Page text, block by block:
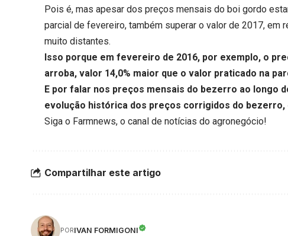
Pois é, mas apesar dos preços mensais do boi gordo
parcial de fevereiro, também superar o valor de 2017,
muito distantes.
Isso porque em fevereiro de 2016, por exemplo, o
arroba, valor 14,0% maior que o valor praticado na
E por falar nos preços mensais do bezerro ao longo
evolução histórica dos preços corrigidos do bezerro,
Siga o Farmnews, o canal de notícias do agronegócio!
Compartilhar este artigo
PORIVAN FORMIGONI